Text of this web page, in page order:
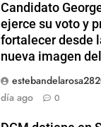
Candidato
ejerce su voto y
fortalecer desde
nueva imagen
día ago
0